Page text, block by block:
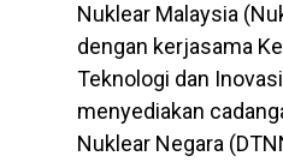
Nuklear Malaysia
dengan kerjasama
Teknologi dan
menyediakan
Nuklear Negara